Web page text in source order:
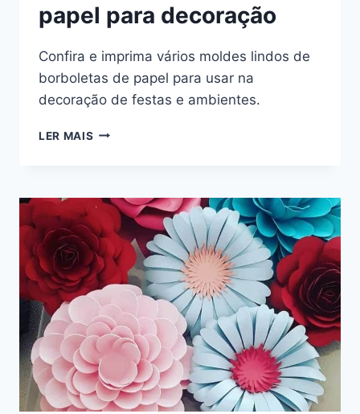
papel para decoração
Confira e imprima vários moldes lindos de
borboletas de papel para usar na
decoração de festas e ambientes.
LER MAIS MOLDES
PAPEL
PARA
DECORAÇÃO